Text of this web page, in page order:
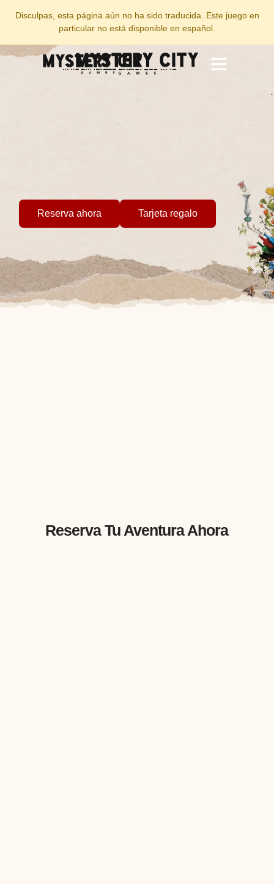
Disculpas, esta página aún no ha sido traducida. Este juego en
particular no está disponible en español.
Reserva ahora Tarjeta regalo
Reserva Tu Aventura Ahora